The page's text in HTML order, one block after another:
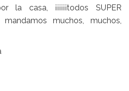
casa, ¡¡¡¡¡¡todos SUPER
mandamos muchos, muchos,